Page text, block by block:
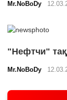
Mr.NoBoDy
"Нефтчи"
Mr.NoBoDy